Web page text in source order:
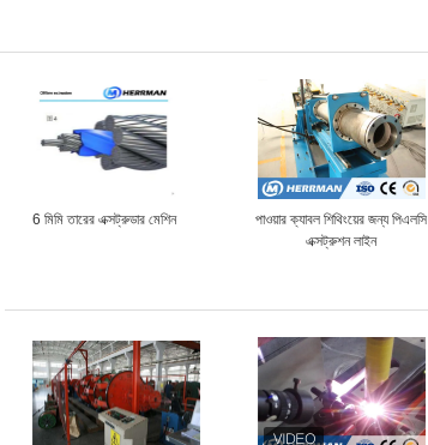
6 মিমি তারের এক্সট্রুডার মেশিন
পাওয়ার ক্যাবল শিথিংয়ের জন্য পিএলসি
এক্সট্রুশন লাইন